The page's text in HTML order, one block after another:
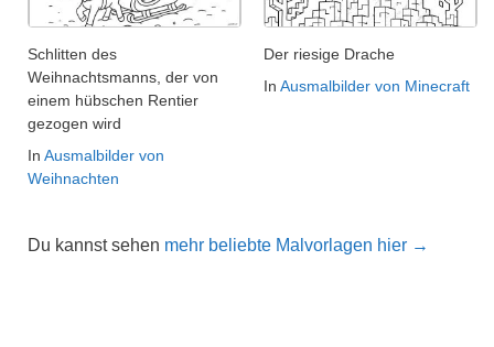
Schlitten des
Weihnachtsmanns, der von
einem hübschen Rentier
gezogen wird
In Ausmalbilder von
Weihnachten
Der riesige Drache
In Ausmalbilder von Minecraft
Du kannst sehen mehr beliebte Malvorlagen hier →